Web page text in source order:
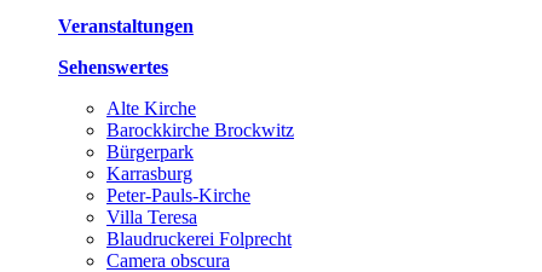
Veranstaltungen
Sehenswertes
Alte Kirche
Barockkirche Brockwitz
Bürgerpark
Karrasburg
Peter-Pauls-Kirche
Villa Teresa
Blaudruckerei Folprecht
Camera obscura